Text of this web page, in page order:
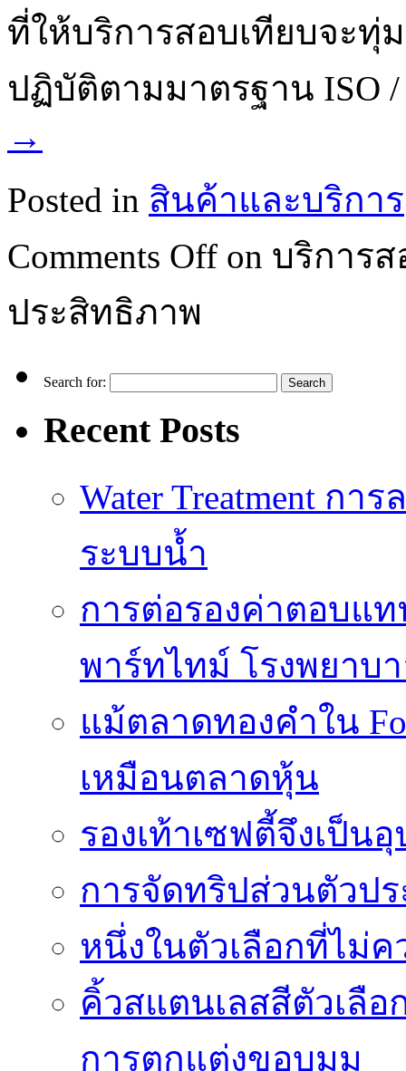
ที่ให้บริการสอบเทียบจะ
ปฏิบัติตามมาตรฐาน ISO
→
Posted in สินค้าและบริการ
Comments Off on บริการส
ประสิทธิภาพ
Search for:
Recent Posts
Water Treatment ก
ระบบน้ำ
การต่อรองค่าตอบแ
พาร์ทไทม์ โรงพยาบ
แม้ตลาดทองคำใน
เหมือนตลาดหุ้น
รองเท้าเซฟตี้จึงเป็
การจัดทริปส่วนตัวป
หนึ่งในตัวเลือกที่ไม่ค
คิ้วสแตนเลสสีตัวเลื
การตกแต่งขอบมุม